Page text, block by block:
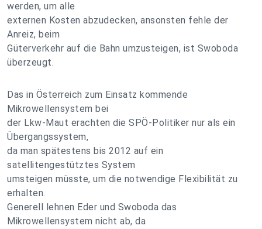
werden, um alle
externen Kosten abzudecken, ansonsten fehle der
Anreiz, beim
Güterverkehr auf die Bahn umzusteigen, ist Swoboda
überzeugt.
Das in Österreich zum Einsatz kommende
Mikrowellensystem bei
der Lkw-Maut erachten die SPÖ-Politiker nur als ein
Übergangssystem,
da man spätestens bis 2012 auf ein
satellitengestütztes System
umsteigen müsste, um die notwendige Flexibilität zu
erhalten.
Generell lehnen Eder und Swoboda das
Mikrowellensystem nicht ab, da